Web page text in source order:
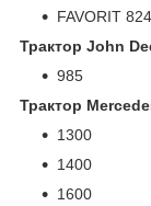
FAVORIT
Трактор John
985
Трактор
1300
1400
1600